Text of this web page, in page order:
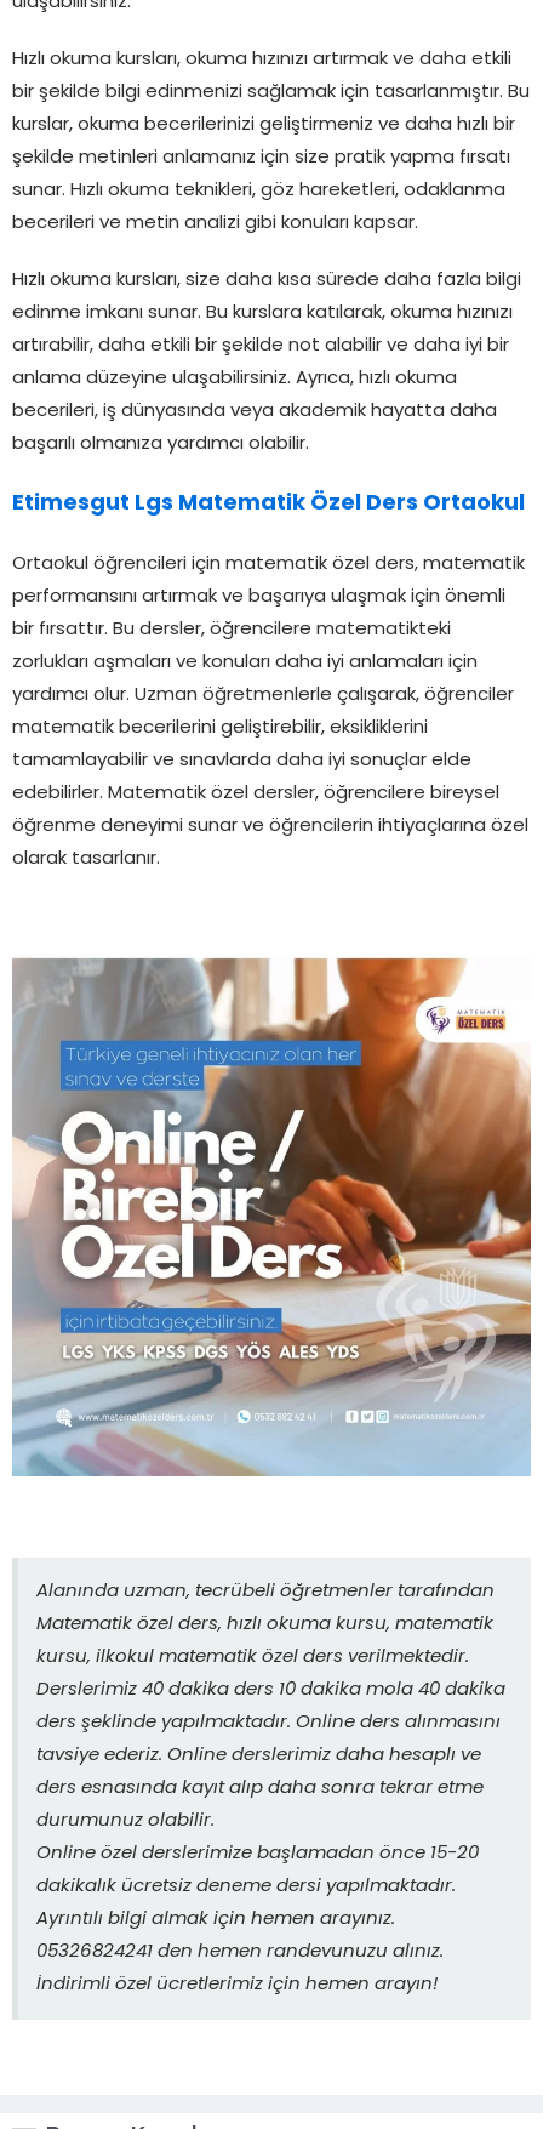
Hızlı okuma kursları, okuma hızınızı artırmak ve daha etkili
bir şekilde bilgi edinmenizi sağlamak için tasarlanmıştır. Bu
kurslar, okuma becerilerinizi geliştirmeniz ve daha hızlı bir
şekilde metinleri anlamanız için size pratik yapma fırsatı
sunar. Hızlı okuma teknikleri, göz hareketleri, odaklanma
becerileri ve metin analizi gibi konuları kapsar.
Hızlı okuma kursları, size daha kısa sürede daha fazla bilgi
edinme imkanı sunar. Bu kurslara katılarak, okuma hızınızı
artırabilir, daha etkili bir şekilde not alabilir ve daha iyi bir
anlama düzeyine ulaşabilirsiniz. Ayrıca, hızlı okuma
becerileri, iş dünyasında veya akademik hayatta daha
başarılı olmanıza yardımcı olabilir.
Etimesgut Lgs Matematik Özel Ders Ortaokul
Ortaokul öğrencileri için matematik özel ders, matematik
performansını artırmak ve başarıya ulaşmak için önemli
bir fırsattır. Bu dersler, öğrencilere matematikteki
zorlukları aşmaları ve konuları daha iyi anlamaları için
yardımcı olur. Uzman öğretmenlerle çalışarak, öğrenciler
matematik becerilerini geliştirebilir, eksikliklerini
tamamlayabilir ve sınavlarda daha iyi sonuçlar elde
edebilirler. Matematik özel dersler, öğrencilere bireysel
öğrenme deneyimi sunar ve öğrencilerin ihtiyaçlarına özel
olarak tasarlanır.
Alanında uzman, tecrübeli öğretmenler tarafından
Matematik özel ders, hızlı okuma kursu, matematik
kursu, ilkokul matematik özel ders verilmektedir.
Derslerimiz 40 dakika ders 10 dakika mola 40 dakika
ders şeklinde yapılmaktadır. Online ders alınmasını
tavsiye ederiz. Online derslerimiz daha hesaplı ve
ders esnasında kayıt alıp daha sonra tekrar etme
durumunuz olabilir.
Online özel derslerimize başlamadan önce 15-20
dakikalık ücretsiz deneme dersi yapılmaktadır.
Ayrıntılı bilgi almak için hemen arayınız.
05326824241 den hemen randevunuzu alınız.
İndirimli özel ücretlerimiz için hemen arayın!